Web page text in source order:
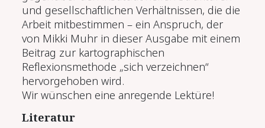
und gesellschaftlichen Verhältnissen, die die
Arbeit mitbestimmen – ein Anspruch, der
von Mikki Muhr in dieser Ausgabe mit einem
Beitrag zur kartographischen
Reflexionsmethode „sich verzeichnen“
hervorgehoben wird.
Wir wünschen eine anregende Lektüre!
Li­te­ra­tur